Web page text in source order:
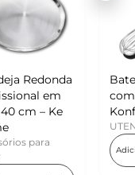
Batedor de Ovos
com Raspador –
Konfektt
UTENSÍLIOS
Adicionar ao carrinho